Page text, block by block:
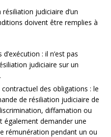
judiciaire d’un
doivent être remplies à
: il n’est pas
judiciaire sur un
contractuel des obligations : le
de résiliation judiciaire de
diffamation ou
également demander une
rémunération pendant un ou